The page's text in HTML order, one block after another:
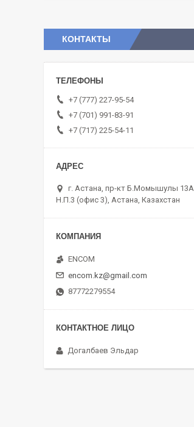
КОНТАКТЫ
+7 (777) 227-95-54
+7 (701) 991-83-91
+7 (717) 225-54-11
г. Астана, пр-кт Б.Момышулы 13А
Н.П.3 (офис 3), Астана, Казахстан
ENCOM
encom.kz@gmail.com
87772279554
Догалбаев Эльдар